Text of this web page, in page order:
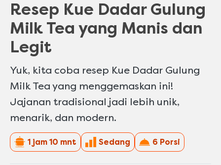
Resep Kue Dadar Gulung
Milk Tea yang Manis dan
Legit
Yuk, kita coba resep Kue Dadar Gulung
Milk Tea yang menggemaskan ini!
Jajanan tradisional jadi lebih unik,
menarik, dan modern.
1 jam 10 mnt Sedang 6 Porsi